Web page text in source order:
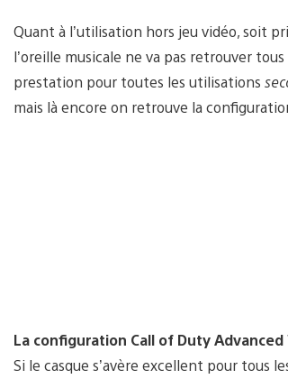
Quant à l’utilisation hors jeu vidéo, soit
l’oreille musicale ne va pas retrouver
prestation pour toutes les utilisations
mais là encore on retrouve la
La configuration Call of Duty
Si le casque s’avère excellent pour tous